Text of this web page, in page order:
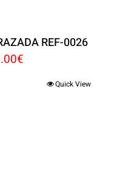
REF-0026
€El
precioQuick View